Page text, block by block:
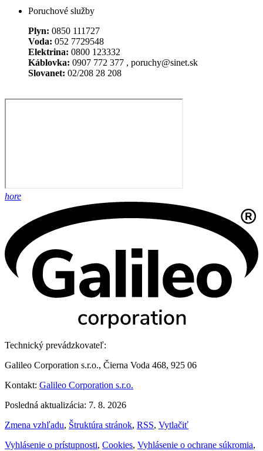
Poruchové služby
Plyn: 0850 111727
Voda: 052 7729548
Elektrina: 0800 123332
Káblovka: 0907 772 377 , poruchy@sinet.sk
Slovanet: 02/208 28 208
hore
Technický prevádzkovateľ:
Galileo Corporation s.r.o., Čierna Voda 468, 925 06
Kontakt: Galileo Corporation s.r.o.
Posledná aktualizácia: 7. 8. 2026
Zmena vzhľadu, Štruktúra stránok, RSS, Vytlačiť
Vyhlásenie o prístupnosti, Cookies, Vyhlásenie o ochrane súkromia,